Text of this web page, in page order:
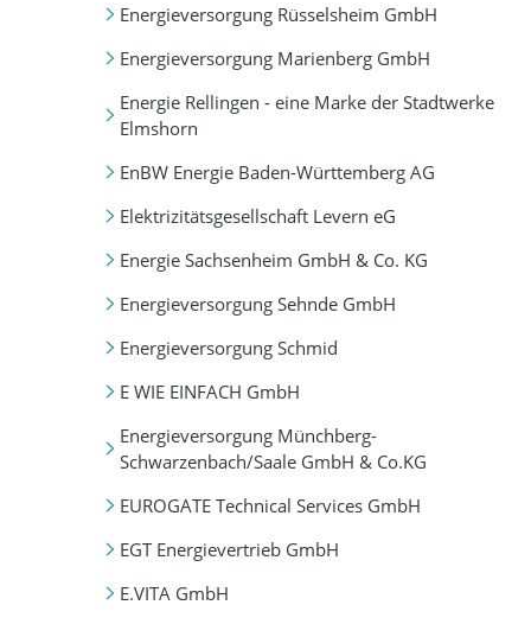
Energieversorgung Rüsselsheim GmbH
Energieversorgung Marienberg GmbH
Energie Rellingen - eine Marke der Stadtwerke
Elmshorn
EnBW Energie Baden-Württemberg AG
Elektrizitätsgesellschaft Levern eG
Energie Sachsenheim GmbH & Co. KG
Energieversorgung Sehnde GmbH
Energieversorgung Schmid
E WIE EINFACH GmbH
Energieversorgung Münchberg-
Schwarzenbach/Saale GmbH & Co.KG
EUROGATE Technical Services GmbH
EGT Energievertrieb GmbH
E.VITA GmbH